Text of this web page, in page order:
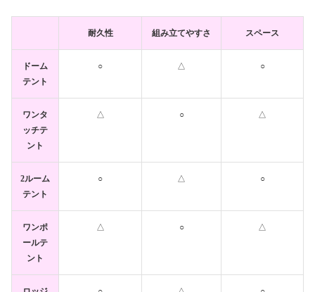
耐久性 組み立てやすさ スペース
ドーム
テント
○ △ ○
ワンタ
ッチテ
ント
△ ○ △
2ルーム
テント
○ △ ○
ワンポ
ールテ
ント
△ ○ △